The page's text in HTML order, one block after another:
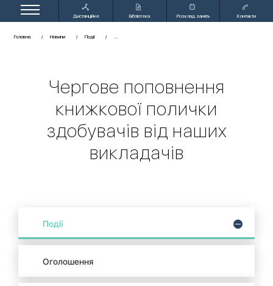
Дистанційне
Бібліотека Розклад занять Контакти
Головна Новини Події
Чергове поповнення
книжкової полички
здобувачів від наших
викладачів
Події
Оголошення